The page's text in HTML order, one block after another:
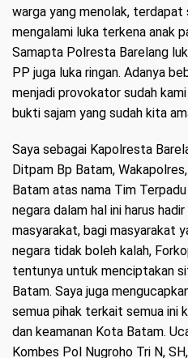
warga yang menolak,
mengalami luka terkena anak
Samapta Polresta Barelang
PP juga luka ringan. Adanya
menjadi provokator sudah
bukti sajam yang sudah kita
Saya sebagai Kapolresta
Ditpam Bp Batam,
Batam atas nama Tim
negara dalam hal ini harus
masyarakat, bagi masyarakat
negara tidak boleh kalah,
tentunya untuk menciptakan
Batam. Saya juga
semua pihak terkait semua ini
dan keamanan Kota Batam.
Kombes Pol Nugroho Tri N,